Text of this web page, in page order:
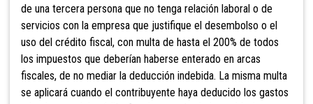
de una tercera persona que no tenga relación laboral o de
servicios con la empresa que justifique el desembolso o el
uso del crédito fiscal, con multa de hasta el 200% de todos
los impuestos que deberían haberse enterado en arcas
fiscales, de no mediar la deducción indebida. La misma multa
se aplicará cuando el contribuyente haya deducido los gastos